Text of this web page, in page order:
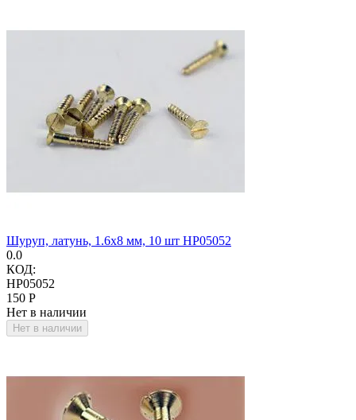
Шуруп, латунь, 1.6х8 мм, 10 шт HP05052
0.0
КОД:
HP05052
‍150‍ Р
Нет в наличии
Нет в наличии